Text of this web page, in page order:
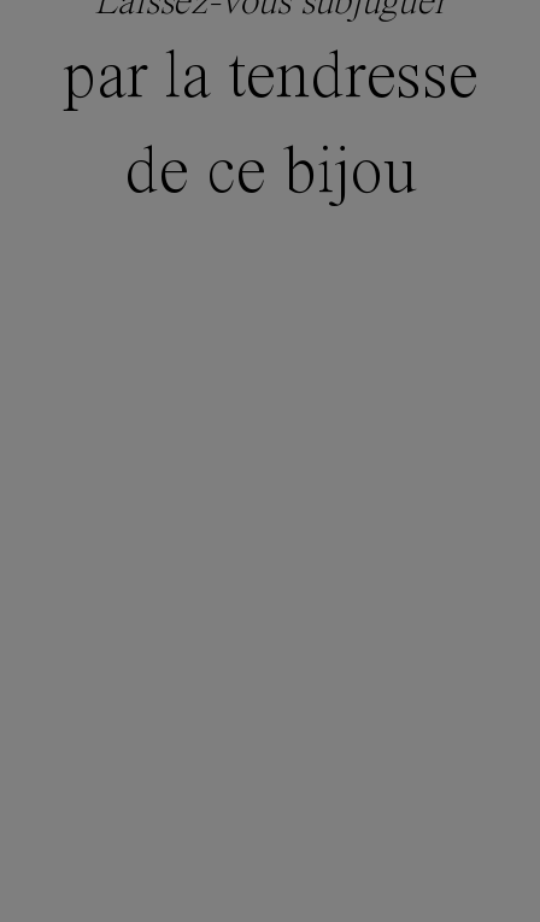
par la tendresse
de ce bijou